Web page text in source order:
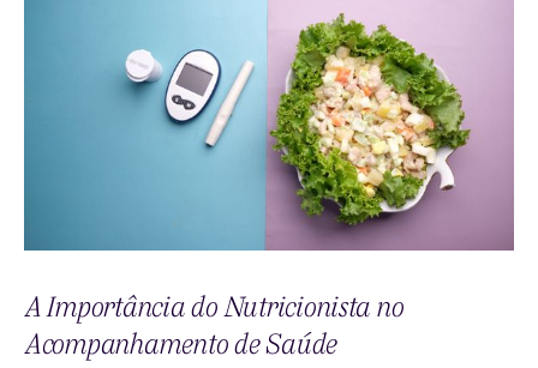
A Importância do Nutricionista no
Acompanhamento de Saúde